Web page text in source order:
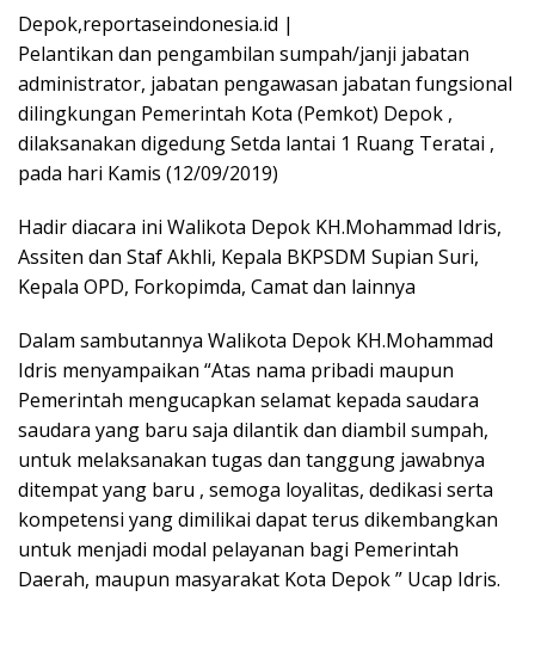
Depok,reportaseindonesia.id |
Pelantikan dan pengambilan sumpah/janji jabatan
administrator, jabatan pengawasan jabatan fungsional
dilingkungan Pemerintah Kota (Pemkot) Depok ,
dilaksanakan digedung Setda lantai 1 Ruang Teratai ,
pada hari Kamis (12/09/2019)
Hadir diacara ini Walikota Depok KH.Mohammad Idris,
Assiten dan Staf Akhli, Kepala BKPSDM Supian Suri,
Kepala OPD, Forkopimda, Camat dan lainnya
Dalam sambutannya Walikota Depok KH.Mohammad
Idris menyampaikan “Atas nama pribadi maupun
Pemerintah mengucapkan selamat kepada saudara
saudara yang baru saja dilantik dan diambil sumpah,
untuk melaksanakan tugas dan tanggung jawabnya
ditempat yang baru , semoga loyalitas, dedikasi serta
kompetensi yang dimilikai dapat terus dikembangkan
untuk menjadi modal pelayanan bagi Pemerintah
Daerah, maupun masyarakat Kota Depok ” Ucap Idris.